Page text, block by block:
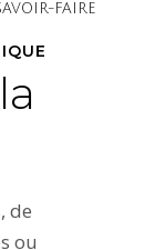
FAIRE
de
ou